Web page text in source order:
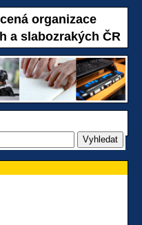
organizace
a slabozrakých ČR